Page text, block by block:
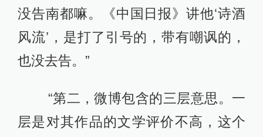
没告南都嘛。《中国日报》讲他‘诗酒
风流’，是打了引号的，带有嘲讽的，
也没去告。”
“第二，微博包含的三层意思。一
层是对其作品的文学评价不高，这个